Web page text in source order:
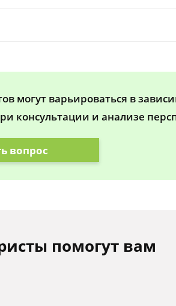
могут варьироваться в
консультации и анализе
вопрос
помогут вам